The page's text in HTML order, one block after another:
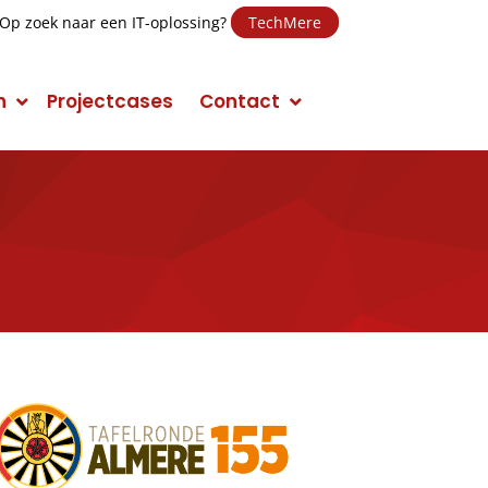
Op zoek naar een IT-oplossing? TechMere
Display Advertising
Campagnes
Projectcases Contact